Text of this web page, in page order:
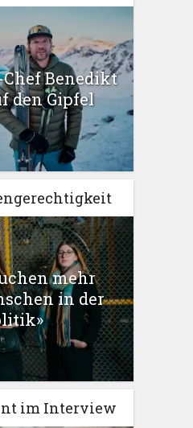
Benedikt
den Gipfel
mehr
in der
im Interview